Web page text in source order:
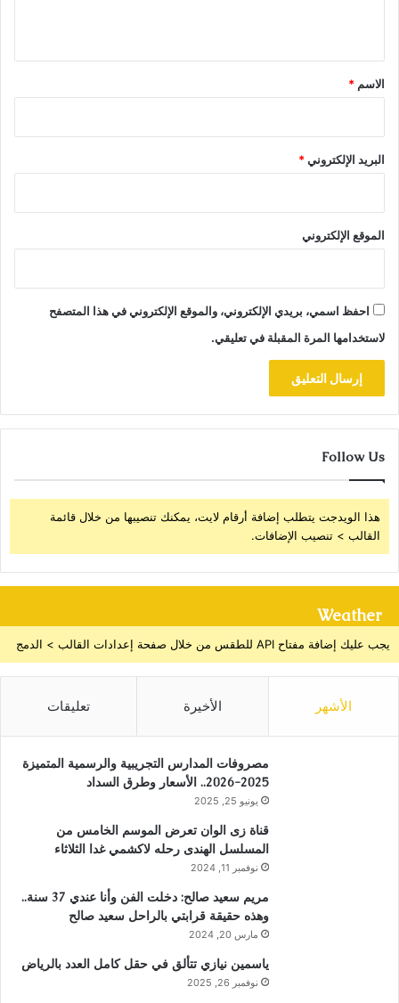
*
الاسم *
البريد الإلكتروني*
الموقع الإلكتروني
احفظ اسمي، بريدي الإلكتروني، والموقع الإلكتروني في هذا المتصفح
لاستخدامها المرة المقبلة في تعليقي.
Follow Us
هذا الويدجت يتطلب إضافة أرقام لايت، يمكنك تنصيبها من خلال قائمة
القالب > تنصيب الإضافات.
Weather
يجب عليك إضافة مفتاح API للطقس من خلال صفحة إعدادات القالب > الدمج
الأشهر الأخيرة تعليقات
مصروفات المدارس التجريبية والرسمية المتميزة
2025-2026.. الأسعار وطرق السداد
يونيو 25, 2025
قناة زى الوان تعرض الموسم الخامس من
المسلسل الهندى رحله لاكشمي غدا الثلاثاء
نوفمبر 11, 2024
مريم سعيد صالح: دخلت الفن وأنا عندي 37 سنة..
وهذه حقيقة قرابتي بالراحل سعيد صالح
مارس 20, 2024
ياسمين نيازي تتألق في حقل كامل العدد بالرياض
نوفمبر 26, 2025